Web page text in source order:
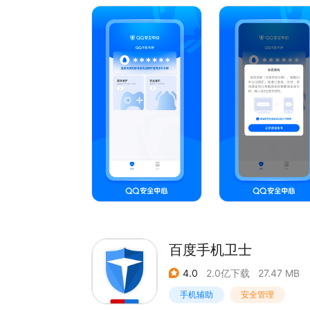
修复了部分功能
修复了部分Bug
【游戏保护】
提供游戏登录保护。
【QQ手机令牌】
百度手机卫士
4.0 2.0亿下载 27.47 MB
手机辅助 安全管理